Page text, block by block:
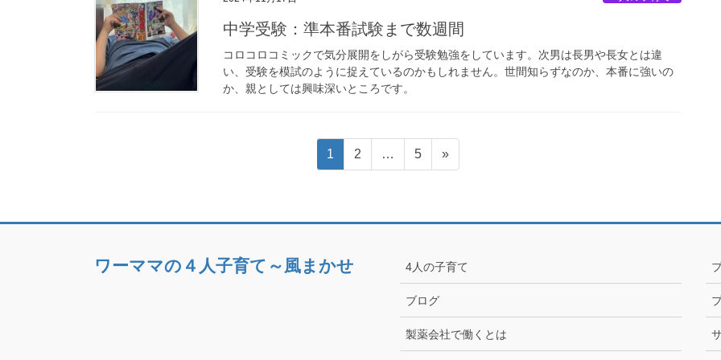
中学受験：準本番試験まで数週間
コロコロコミックで気分展開をしがら受験勉強をしています。次男は長男や長女とは違
い、受験を模試のように捉えているのかもしれません。世間知らずなのか、本番に強いの
か、親としては興味深いところです。
ペ
ー
固
定
1
固
定
2 …
固
定
5 »
ワーママの４人子育て～風まかせ 4人の子育て
ブログ
製薬会社で働くとは